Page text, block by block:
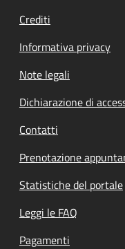
Crediti
Informativa privacy
Note legali
Dichiarazione di
Contatti
Prenotazione
Statistiche del portale
Leggi le FAQ
Pagamenti